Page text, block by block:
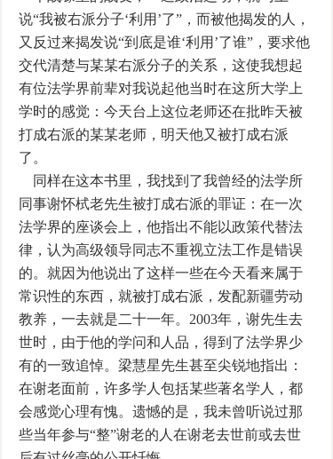
说“我被右派分子‘利用’了”，而被他揭发的人，
又反过来揭发说“到底是谁‘利用’了谁”，要求他
交代清楚与某某右派分子的关系，这使我想起
有位法学界前辈对我说起他当时在这所大学上
学时的感觉：今天台上这位老师还在批昨天被
打成右派的某某老师，明天他又被打成右派
了。
同样在这本书里，我找到了我曾经的法学所
同事谢怀栻老先生被打成右派的罪证：在一次
法学界的座谈会上，他指出不能以政策代替法
律，认为高级领导同志不重视立法工作是错误
的。就因为他说出了这样一些在今天看来属于
常识性的东西，就被打成右派，发配新疆劳动
教养，一去就是二十一年。2003年，谢先生去
世时，由于他的学问和人品，得到了法学界少
有的一致追悼。梁慧星先生甚至尖锐地指出：
在谢老面前，许多学人包括某些著名学人，都
会感觉心理有愧。遗憾的是，我未曾听说过那
些当年参与“整”谢老的人在谢老去世前或去世